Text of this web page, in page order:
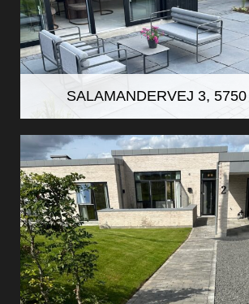
SALAMANDERVEJ 3,